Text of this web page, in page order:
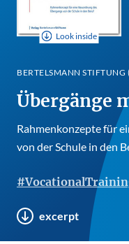
Look inside
BERTELSMANN STIFTUNG
Übergänge
Rahmenkonzepte für
von der Schule in den
excerpt